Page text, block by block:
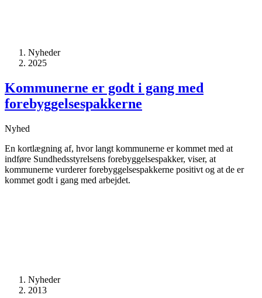
Nyheder
2025
Kommunerne er godt i gang med
forebyggelses­pakkerne
Nyhed
En kortlægning af, hvor langt kommunerne er kommet med at
indføre Sundhedsstyrelsens forebyggelsespakker, viser, at
kommunerne vurderer forebyggelsespakkerne positivt og at de er
kommet godt i gang med arbejdet.
Nyheder
2013